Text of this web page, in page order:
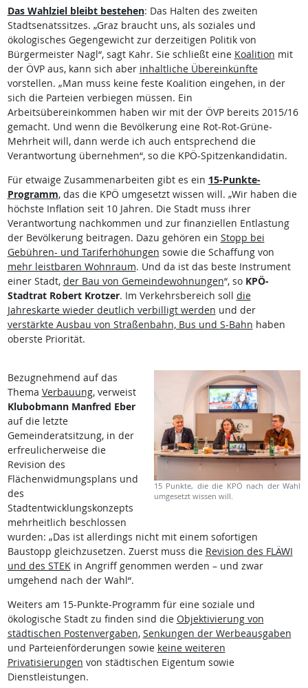
Das Wahlziel bleibt bestehen: Das Halten des zweiten
Stadtsenatssitzes. „Graz braucht uns, als soziales und
ökologisches Gegengewicht zur derzeitigen Politik von
Bürgermeister Nagl“, sagt Kahr. Sie schließt eine Koalition mit
der ÖVP aus, kann sich aber inhaltliche Übereinkünfte
vorstellen. „Man muss keine feste Koalition eingehen, in der
sich die Parteien verbiegen müssen. Ein
Arbeitsübereinkommen haben wir mit der ÖVP bereits 2015/16
gemacht. Und wenn die Bevölkerung eine Rot-Rot-Grüne-
Mehrheit will, dann werde ich auch entsprechend die
Verantwortung übernehmen“, so die KPÖ-Spitzenkandidatin.
Für etwaige Zusammenarbeiten gibt es ein 15-Punkte-
Programm, das die KPÖ umgesetzt wissen will. „Wir haben die
höchste Inflation seit 10 Jahren. Die Stadt muss ihrer
Verantwortung nachkommen und zur finanziellen Entlastung
der Bevölkerung beitragen. Dazu gehören ein Stopp bei
Gebühren- und Tariferhöhungen sowie die Schaffung von
mehr leistbaren Wohnraum. Und da ist das beste Instrument
einer Stadt, der Bau von Gemeindewohnungen“, so KPÖ-
Stadtrat Robert Krotzer. Im Verkehrsbereich soll die
Jahreskarte wieder deutlich verbilligt werden und der
verstärkte Ausbau von Straßenbahn, Bus und S-Bahn haben
oberste Priorität.
15 Punkte, die die KPÖ nach der Wahl
umgesetzt wissen will.
Bezugnehmend auf das
Thema Verbauung, verweist
Klubobmann Manfred Eber
auf die letzte
Gemeinderatsitzung, in der
erfreulicherweise die
Revision des
Flächenwidmungsplans und
des
Stadtentwicklungskonzepts
mehrheitlich beschlossen
wurden: „Das ist allerdings nicht mit einem sofortigen
Baustopp gleichzusetzen. Zuerst muss die Revision des FLÄWI
und des STEKin Angriff genommen werden – und zwar
umgehend nach der Wahl“.
Weiters am 15-Punkte-Programm für eine soziale und
ökologische Stadt zu finden sind die Objektivierung von
städtischen Postenvergaben, Senkungen der Werbeausgaben
und Parteienförderungen sowie keine weiteren
Privatisierungen von städtischen Eigentum sowie
Dienstleistungen.